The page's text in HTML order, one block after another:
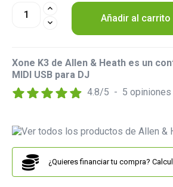
Añadir al carrito
Xone K3 de Allen & Heath es un
MIDI USB para DJ
4.8/5 - 5 opiniones
¿Quieres financiar tu compra?